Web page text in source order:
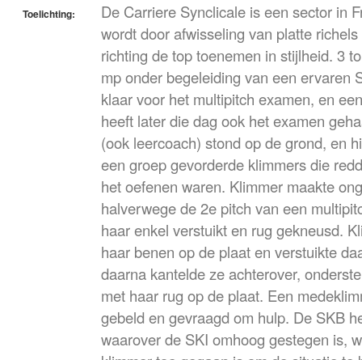
Toelichting:
De Carriere Synclicale is een sector in
wordt door afwisseling van platte
richting de top toenemen in stijlheid. 3
mp onder begeleiding van een ervaren
klaar voor het multipitch examen, en
heeft later die dag ook het examen
(ook leercoach) stond op de grond, en
een groep gevorderde klimmers die
het oefenen waren. Klimmer maakte
halverwege de 2e pitch van een
haar enkel verstuikt en rug gekneusd.
haar benen op de plaat en verstuikte
daarna kantelde ze achterover,
met haar rug op de plaat. Een
gebeld en gevraagd om hulp. De SKB
waarover de SKI omhoog gestegen is,